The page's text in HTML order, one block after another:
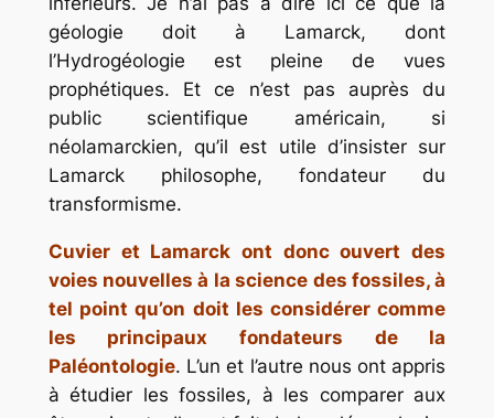
géologie doit à Lamarck, dont
l’Hydrogéologie est pleine de vues
prophétiques. Et ce n’est pas auprès du
public scientifique américain, si
néolamarckien, qu’il est utile d’insister sur
Lamarck philosophe, fondateur du
transformisme.
Cuvier et Lamarck ont donc ouvert des
voies nouvelles à la science des fossiles, à
tel point qu’on doit les considérer comme
les principaux fondateurs de la
Paléontologie. L’un et l’autre nous ont appris
à étudier les fossiles, à les comparer aux